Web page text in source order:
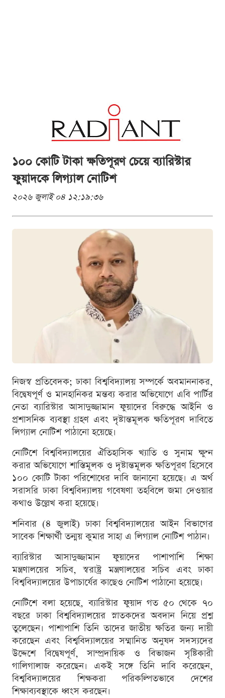
১০০ কোটি টাকা ক্ষতিপূরণ চেয়ে ব্যারিস্টার
ফুয়াদকে লিগ্যাল নোটিশ
২০২৬ জুলাই ০৪ ১২:১৯:৩৬
নিজস্ব প্রতিবেদক; ঢাকা বিশ্ববিদ্যালয় সম্পর্কে অবমাননাকর,
বিদ্বেষপূর্ণ ও মানহানিকর মন্তব্য করার অভিযোগে এবি পার্টির
নেতা ব্যারিস্টার আসাদুজ্জামান ফুয়াদের বিরুদ্ধে আইনি ও
প্রশাসনিক ব্যবস্থা গ্রহণ এবং দৃষ্টান্তমূলক ক্ষতিপূরণ দাবিতে
লিগ্যাল নোটিশ পাঠানো হয়েছে।
নোটিশে বিশ্ববিদ্যালয়ের ঐতিহাসিক খ্যাতি ও সুনাম ক্ষুণ্ন
করার অভিযোগে শাস্তিমূলক ও দৃষ্টান্তমূলক ক্ষতিপূরণ হিসেবে
১০০ কোটি টাকা পরিশোধের দাবি জানানো হয়েছে। এ অর্থ
সরাসরি ঢাকা বিশ্ববিদ্যালয় গবেষণা তহবিলে জমা দেওয়ার
কথাও উল্লেখ করা হয়েছে।
শনিবার (৪ জুলাই) ঢাকা বিশ্ববিদ্যালয়ের আইন বিভাগের
সাবেক শিক্ষার্থী তন্ময় কুমার সাহা এ লিগ্যাল নোটিশ পাঠান।
ব্যারিস্টার আসাদুজ্জামান ফুয়াদের পাশাপাশি শিক্ষা
মন্ত্রণালয়ের সচিব, স্বরাষ্ট্র মন্ত্রণালয়ের সচিব এবং ঢাকা
বিশ্ববিদ্যালয়ের উপাচার্যের কাছেও নোটিশ পাঠানো হয়েছে।
নোটিশে বলা হয়েছে, ব্যারিস্টার ফুয়াদ গত ৫০ থেকে ৭০
বছরে ঢাকা বিশ্ববিদ্যালয়ের স্নাতকদের অবদান নিয়ে প্রশ্ন
তুলেছেন। পাশাপাশি তিনি তাদের জাতীয় ক্ষতির জন্য দায়ী
করেছেন এবং বিশ্ববিদ্যালয়ের সম্মানিত অনুষদ সদস্যদের
উদ্দেশে বিদ্বেষপূর্ণ, সাম্প্রদায়িক ও বিভাজন সৃষ্টিকারী
গালিগালাজ করেছেন। একই সঙ্গে তিনি দাবি করেছেন,
বিশ্ববিদ্যালয়ের শিক্ষকরা পরিকল্পিতভাবে দেশের
শিক্ষাব্যবস্থাকে ধ্বংস করছেন।